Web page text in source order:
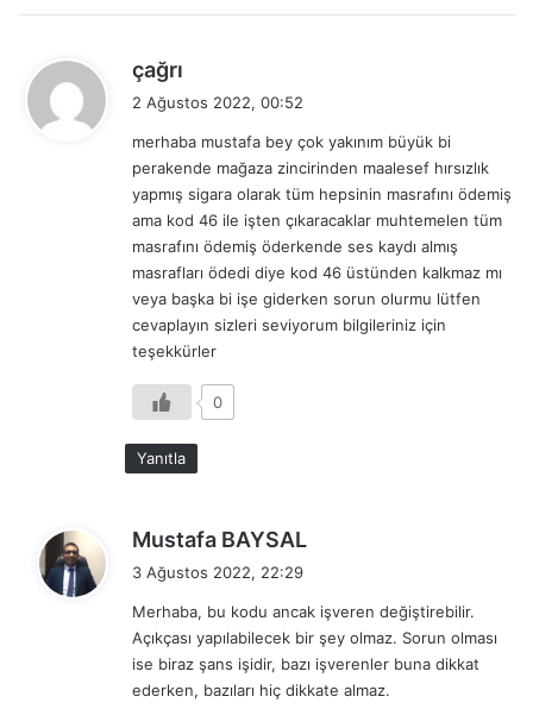
çağrı
i
k
:
2 Ağustos 2022, 00:52
merhaba mustafa bey çok yakınım büyük bi
perakende mağaza zincirinden maalesef hırsızlık
yapmış sigara olarak tüm hepsinin masrafını ödemiş
ama kod 46 ile işten çıkaracaklar muhtemelen tüm
masrafını ödemiş öderkende ses kaydı almış
masrafları ödedi diye kod 46 üstünden kalkmaz mı
veya başka bi işe giderken sorun olurmu lütfen
cevaplayın sizleri seviyorum bilgileriniz için
teşekkürler
0
Yanıtla
Mustafa BAYSAL
i
k
i
:
3 Ağustos 2022, 22:29
Merhaba, bu kodu ancak işveren değiştirebilir.
Açıkçası yapılabilecek bir şey olmaz. Sorun olması
ise biraz şans işidir, bazı işverenler buna dikkat
ederken, bazıları hiç dikkate almaz.